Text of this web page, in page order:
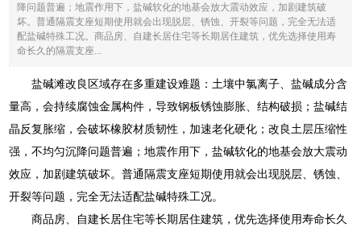
降问题普遍；地震作用下，盐碱软化的地基会放大震动效应，加剧建筑破
坏。普通隔震支座短期使用就会出现脱层、锈蚀、开裂等问题，完全无法适
配盐碱特殊工况。商品房、自建长居住宅等长期居住建筑，优先选择使用寿
命长久的隔震支座...
盐碱滩改良区域存在多重建设难题：土壤中氯离子、盐碱成分含
量高，会持续腐蚀金属构件，导致钢板锈蚀膨胀、结构破损；盐碱结
晶反复胀缩，会破坏橡胶材质韧性，加速老化硬化；改良土层压缩性
强，不均匀沉降问题普遍；地震作用下，盐碱软化的地基会放大震动
效应，加剧建筑破坏。普通隔震支座短期使用就会出现脱层、锈蚀、
开裂等问题，完全无法适配盐碱特殊工况。
商品房、自建长居住宅等长期居住建筑，优先选择使用寿命长久